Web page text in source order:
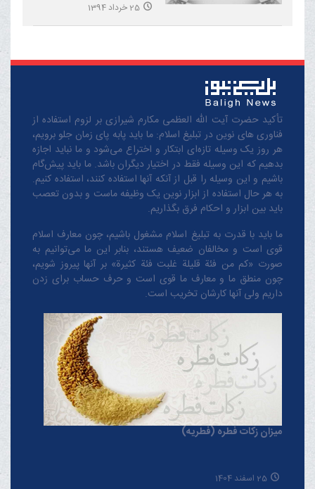
25 خرداد 1394
تأکید حضرت آیت الله العظمی مکارم شیرازی بر لزوم استفاده از
فناوری های نوین در تبلیغ اسلام: ما باید پابه پای زمان جلو برویم،
هر روز یک وسیله تازه‌ای ابتکار و اختراع می‌شود و ما نباید اجازه
بدهیم که این وسیله فقط در اختیار دیگران باشد. ما باید پیش‌گام
باشیم و این وسیله را قبل از آنکه آنها استفاده کنند، استفاده کنیم.
به هر حال استفاده از ابزار نوین یک وظیفه ماست و بدون تعصب
باید بین ابزار و احکام فرق بگذاریم.
ما باید با قدرت به تبلیغ اسلام مشغول باشیم، چون معارف اسلام
قوی است و مخالفان ضعیف هستند، بنابر این ما می‌توانیم به
صورت «کم من فئة قلیلة غلبت فئة کثیرة» بر آنها پیروز شویم،
چون منطق‌ ما و معارف ‌ما قوی است و حرف حساب برای زدن
داریم ولی آنها کارشان تخریب است.
میزان زکات فطره (فطریه)
25 اسفند 1404